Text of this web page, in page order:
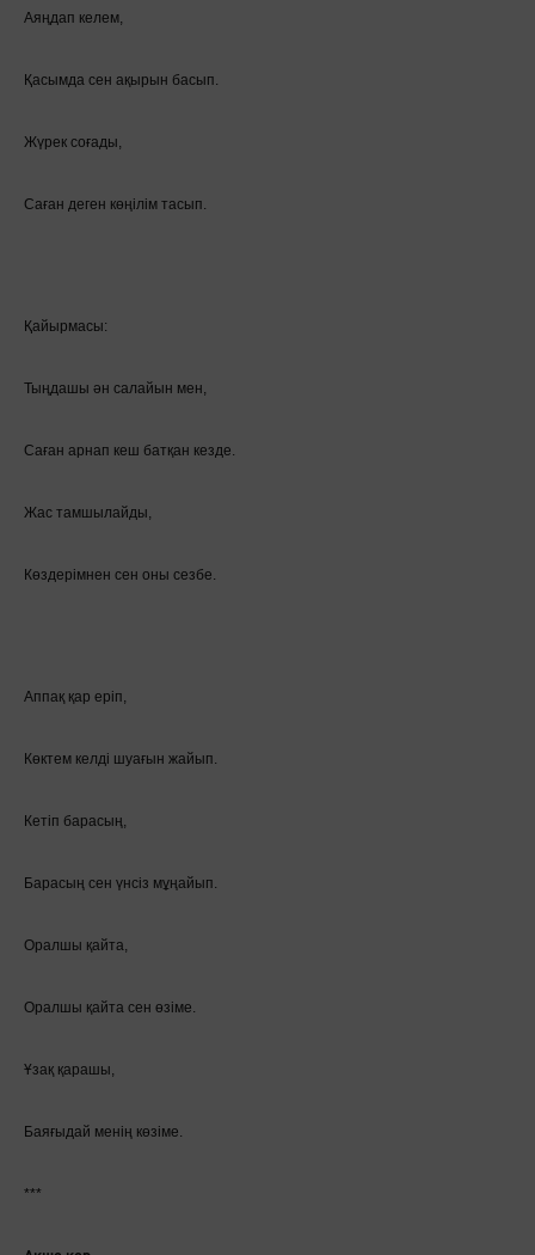
Аяңдап келем,
Қасымда сен ақырын басып.
Жүрек соғады,
Саған деген көңілім тасып.
Қайырмасы:
Тыңдашы ән салайын мен,
Саған арнап кеш батқан кезде.
Жас тамшылайды,
Көздерімнен сен оны сезбе.
Аппақ қар еріп,
Көктем келді шуағын жайып.
Кетіп барасың,
Барасың сен үнсіз мұңайып.
Оралшы қайта,
Оралшы қайта сен өзіме.
Ұзақ қарашы,
Баяғыдай менің көзіме.
***